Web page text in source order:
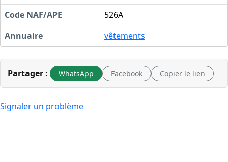
Code NAF/APE
526A
Annuaire
vêtements
Partager : WhatsApp Facebook Copier le lien
Signaler un problème